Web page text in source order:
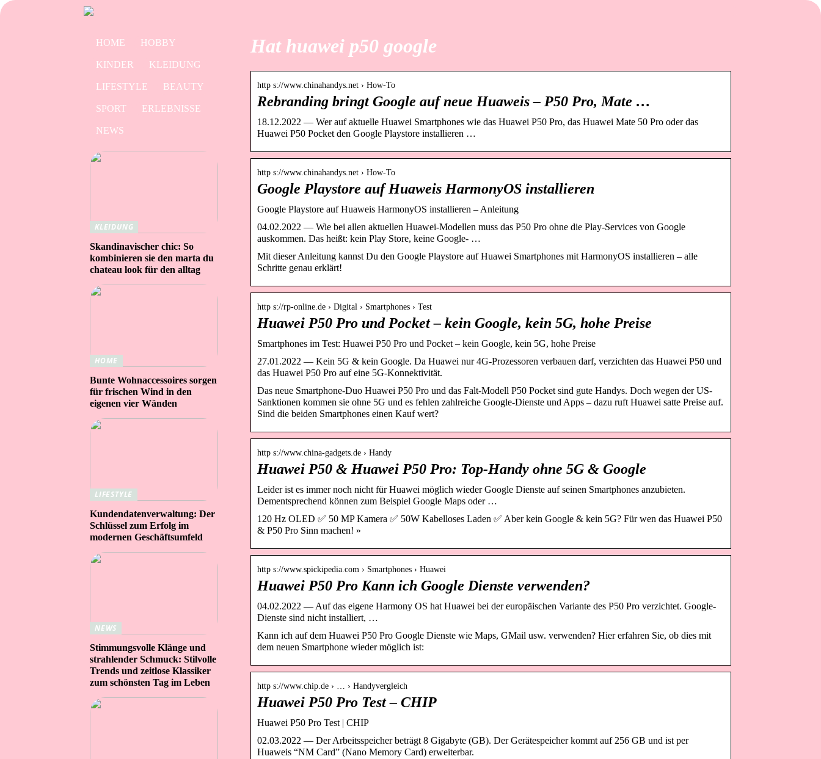
Hat huawei p50 google
http s://www.chinahandys.net › How-To
Rebranding bringt Google auf neue Huaweis – P50 Pro, Mate …
18.12.2022 — Wer auf aktuelle Huawei Smartphones wie das Huawei P50 Pro, das Huawei Mate 50 Pro oder das
Huawei P50 Pocket den Google Playstore installieren …
http s://www.chinahandys.net › How-To
Google Playstore auf Huaweis HarmonyOS installieren
Google Playstore auf Huaweis HarmonyOS installieren – Anleitung
04.02.2022 — Wie bei allen aktuellen Huawei-Modellen muss das P50 Pro ohne die Play-Services von Google
auskommen. Das heißt: kein Play Store, keine Google- …
Mit dieser Anleitung kannst Du den Google Playstore auf Huawei Smartphones mit HarmonyOS installieren – alle
Schritte genau erklärt!
http s://rp-online.de › Digital › Smartphones › Test
Huawei P50 Pro und Pocket – kein Google, kein 5G, hohe Preise
Smartphones im Test: Huawei P50 Pro und Pocket – kein Google, kein 5G, hohe Preise
27.01.2022 — Kein 5G & kein Google. Da Huawei nur 4G-Prozessoren verbauen darf, verzichten das Huawei P50 und
das Huawei P50 Pro auf eine 5G-Konnektivität.
Das neue Smartphone-Duo Huawei P50 Pro und das Falt-Modell P50 Pocket sind gute Handys. Doch wegen der US-
Sanktionen kommen sie ohne 5G und es fehlen zahlreiche Google-Dienste und Apps – dazu ruft Huawei satte Preise auf.
Sind die beiden Smartphones einen Kauf wert?
http s://www.china-gadgets.de › Handy
Huawei P50 & Huawei P50 Pro: Top-Handy ohne 5G & Google
Leider ist es immer noch nicht für Huawei möglich wieder Google Dienste auf seinen Smartphones anzubieten.
Dementsprechend können zum Beispiel Google Maps oder …
120 Hz OLED ✅ 50 MP Kamera ✅ 50W Kabelloses Laden ✅ Aber kein Google & kein 5G? Für wen das Huawei P50
& P50 Pro Sinn machen! »
http s://www.spickipedia.com › Smartphones › Huawei
Huawei P50 Pro Kann ich Google Dienste verwenden?
04.02.2022 — Auf das eigene Harmony OS hat Huawei bei der europäischen Variante des P50 Pro verzichtet. Google-
Dienste sind nicht installiert, …
Kann ich auf dem Huawei P50 Pro Google Dienste wie Maps, GMail usw. verwenden? Hier erfahren Sie, ob dies mit
dem neuen Smartphone wieder möglich ist:
http s://www.chip.de › … › Handyvergleich
Huawei P50 Pro Test – CHIP
Huawei P50 Pro Test | CHIP
02.03.2022 — Der Arbeitsspeicher beträgt 8 Gigabyte (GB). Der Gerätespeicher kommt auf 256 GB und ist per
Huaweis “NM Card” (Nano Memory Card) erweiterbar.
HOME HOBBY
KINDER KLEIDUNG
LIFESTYLE BEAUTY
SPORT ERLEBNISSE
NEWS
KLEIDUNG
Skandinavischer chic: So
kombinieren sie den marta du
chateau look für den alltag
HOME
Bunte Wohnaccessoires sorgen
für frischen Wind in den
eigenen vier Wänden
LIFESTYLE
Kundendatenverwaltung: Der
Schlüssel zum Erfolg im
modernen Geschäftsumfeld
NEWS
Stimmungsvolle Klänge und
strahlender Schmuck: Stilvolle
Trends und zeitlose Klassiker
zum schönsten Tag im Leben